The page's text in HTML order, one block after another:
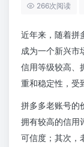
266次阅读
近年来，随着拼
成为一个新兴市
信用等级较高、
重和稳定性，受
拼多多老账号的
拥有较高的信用
可信度；其次，